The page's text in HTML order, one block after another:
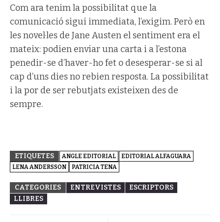
Com ara tenim la possibilitat que la
comunicació sigui immediata, l’exigim. Però en
les novel·les de Jane Austen el sentiment era el
mateix: podien enviar una carta i a l’estona
penedir-se d’haver-ho fet o desesperar-se si al
cap d’uns dies no rebien resposta. La possibilitat
i la por de ser rebutjats existeixen des de
sempre.
ETIQUETES ANGLE EDITORIAL
EDITORIAL ALFAGUARA
LENA ANDERSSON
PATRICIA TENA
CATEGORIES ENTREVISTES
ESCRIPTORS
LLIBRES